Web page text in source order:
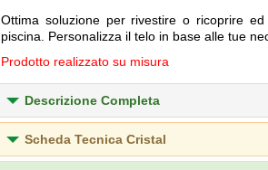
Ottima soluzione per rivestire o ricoprire
piscina. Personalizza il telo in base alle tue
Prodotto realizzato su misura
Descrizione Completa
Scheda Tecnica Cristal